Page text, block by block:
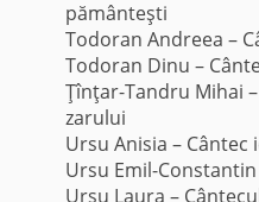
pământeşti
Todoran Andreea –
Todoran Dinu –
Ţînţar-Tandru Mihai
zarului
Ursu Anisia – Cântec
Ursu Emil-
Ursu Laura –